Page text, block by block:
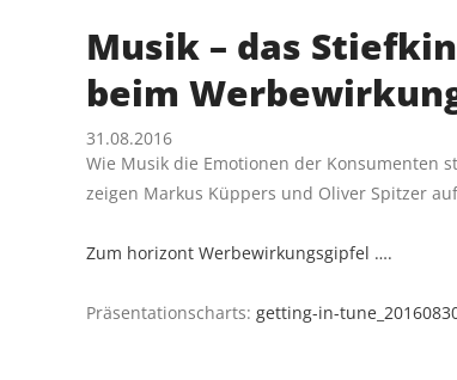
Musik – das
beim
31.08.2016
Wie Musik die Emotionen der Konsumenten
zeigen Markus Küppers und Oliver Spitzer
Zum horizont Werbewirkungsgipfel ….
Präsentationscharts: getting-in-